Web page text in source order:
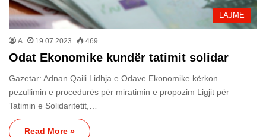
LAJME
A 19.07.2023 469
Odat Ekonomike kundër tatimit solidar
Gazetar: Adnan Qaili Lidhja e Odave Ekonomike kërkon
pezullimin e procedurës për miratimin e propozim Ligjit për
Tatimin e Solidaritetit,…
Read More »